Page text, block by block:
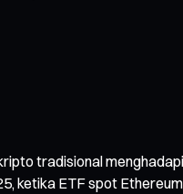
tradisional
ketika ETF spot